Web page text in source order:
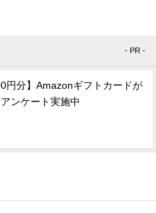
- PR -
円分】Amazonギフトカードが
ンケート実施中